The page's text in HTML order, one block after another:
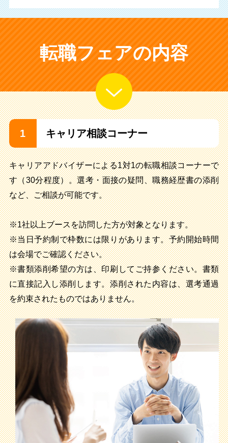
転職フェアの内容
1 キャリア相談コーナー
キャリアアドバイザーによる1対1の転職相談コーナーで
す（30分程度）。選考・面接の疑問、職務経歴書の添削
など、ご相談が可能です。
※1社以上ブースを訪問した方が対象となります。
※当日予約制で枠数には限りがあります。予約開始時間
は会場でご確認ください。
※書類添削希望の方は、印刷してご持参ください。書類
に直接記入し添削します。添削された内容は、選考通過
を約束されたものではありません。